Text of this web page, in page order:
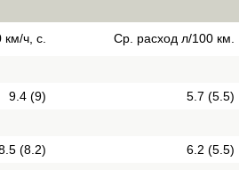
км/ч, с. Ср. расход л/100 км.
9.4 (9)
5.7 (5.5)
(8.2)
6.2 (5.5)